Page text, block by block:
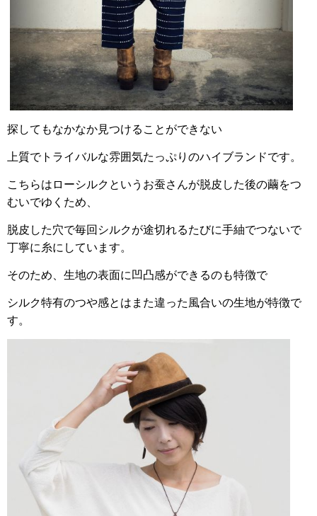
探してもなかなか見つけることができない
上質でトライバルな雰囲気たっぷりのハイブランドです。
こちらはローシルクというお蚕さんが脱皮した後の繭をつ
むいでゆくため、
脱皮した穴で毎回シルクが途切れるたびに手紬でつないで
丁寧に糸にしています。
そのため、生地の表面に凹凸感ができるのも特徴で
シルク特有のつや感とはまた違った風合いの生地が特徴で
す。